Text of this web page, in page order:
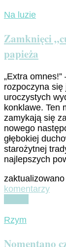
Na luzie
Zamknięci
papieża
„Extra
rozpoczyna
uroczystych
konklawe. Ten
zamykają się
nowego
głębokiej
starożytnej
najlepszych
zaktualizowano
komentarzydo
Rzym
Nomentano